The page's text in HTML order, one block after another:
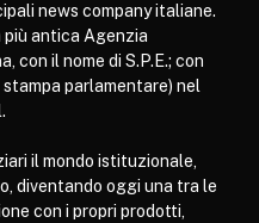
news company italiane.
più antica Agenzia
con il nome di S.P.E.; con
stampa parlamentare) nel
il mondo istituzionale,
diventando oggi una tra le
con i propri prodotti,